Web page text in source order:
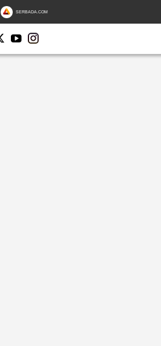
SERBADA.COM